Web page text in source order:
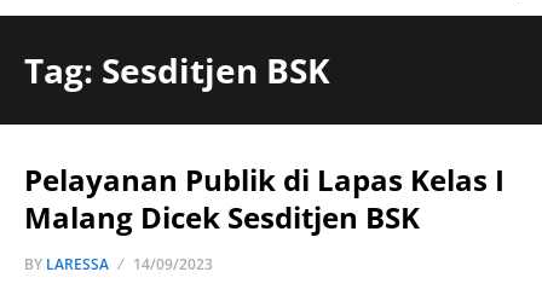
Tag: Sesditjen BSK
Pelayanan Publik di Lapas Kelas I
Malang Dicek Sesditjen BSK
BY LARESSA 14/09/2023